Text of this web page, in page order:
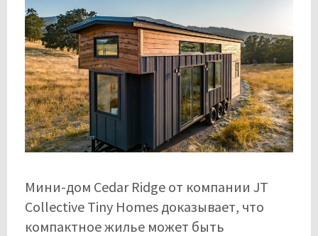
Мини-дом Cedar Ridge от компании JT
Collective Tiny Homes доказывает, что
компактное жилье может быть